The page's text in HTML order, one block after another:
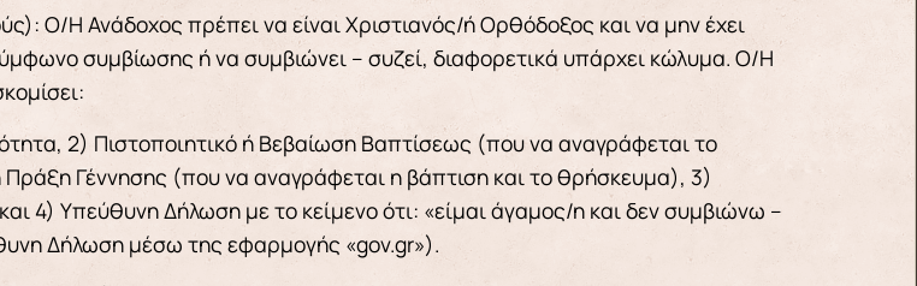
Ο/Η Ανάδοχος πρέπει να είναι Χριστιανός/ή Ορθόδοξος και να μην έχει
συμβίωσης ή να συμβιώνει – συζεί, διαφορετικά υπάρχει κώλυμα. Ο/Η
2) Πιστοποιητικό ή Βεβαίωση Βαπτίσεως (που να αναγράφεται το
Γέννησης (που να αναγράφεται η βάπτιση και το θρήσκευμα), 3)
4) Υπεύθυνη Δήλωση με το κείμενο ότι: «είμαι άγαμος/η και δεν συμβιώνω –
Δήλωση μέσω της εφαρμογής «gov.gr»).